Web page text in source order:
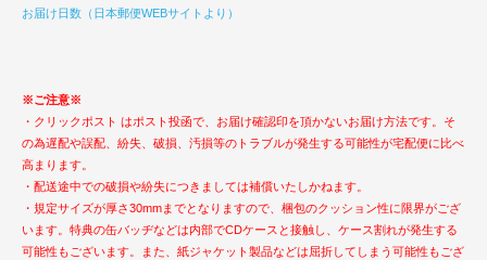
お届け日数（日本郵便WEBサイトより）
※ご注意※
・クリックポスト はポスト投函で、お届け確認印を頂かないお届け方法です。そ
の為遅配や誤配、紛失、破損、汚損等のトラブルが発生する可能性が宅配便に比べ
高まります。
・配送途中での破損や紛失につきましては補償いたしかねます。
・規定サイズが厚さ30mmまでとなりますので、梱包のクッション性に限界がござ
います。特典の缶バッヂなどは内部でCDケースと接触し、ケース割れが発生する
可能性もございます。また、紙ジャケット製品などは屈折してしまう可能性もござ